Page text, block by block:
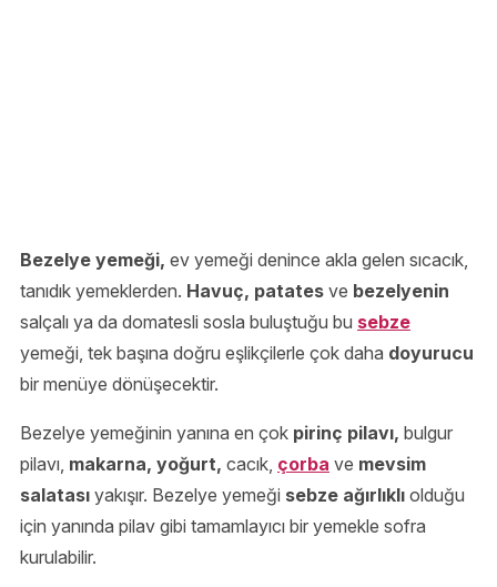
Bezelye yemeği, ev yemeği denince akla gelen sıcacık,
tanıdık yemeklerden. Havuç, patates ve bezelyenin
salçalı ya da domatesli sosla buluştuğu bu sebze
yemeği, tek başına doğru eşlikçilerle çok daha doyurucu
bir menüye dönüşecektir.
Bezelye yemeğinin yanına en çok pirinç pilavı, bulgur
pilavı, makarna, yoğurt, cacık, çorba ve mevsim
salatası yakışır. Bezelye yemeği sebze ağırlıklı olduğu
için yanında pilav gibi tamamlayıcı bir yemekle sofra
kurulabilir.